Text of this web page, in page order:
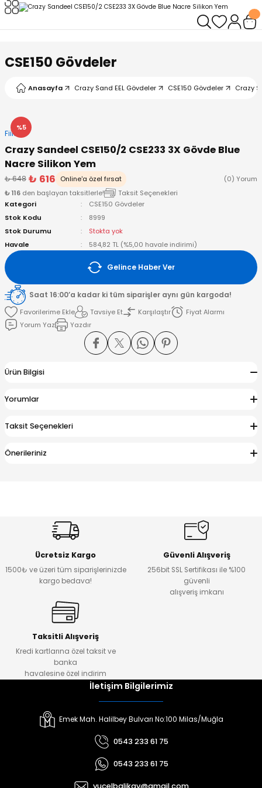
CSE150 Gövdeler
Anasayfa Crazy Sand EEL Gövdeler CSE150 Gövdeler Crazy
%5
Fiiish
Crazy Sandeel CSE150/2 CSE233 3X Gövde Blue
Nacre Silikon Yem
₺ 648 ₺ 616 Online'a özel fırsat
(0) Yorum
₺ 116 den başlayan taksitlerle!
Taksit Seçenekleri
Kategori
CSE150 Gövdeler
Stok Kodu
8999
Stok Durumu
Stokta yok
Havale
584,82 TL (%5,00 havale indirimi)
Gelince Haber Ver
Saat 16:00’a kadar ki tüm siparişler aynı gün kargoda!
Tavsiye Et
Karşılaştır
Fiyat Alarmı
Yorum Yaz
Yazdır
Ürün Bilgisi
Yorumlar
Taksit Seçenekleri
Önerileriniz
Ücretsiz Kargo
1500₺ ve üzeri tüm siparişlerinizde
kargo bedava!
Güvenli Alışveriş
256bit SSL Sertifikası ile %100
güvenli
alışveriş imkanı
Taksitli Alışveriş
Kredi kartlarına özel taksit ve
banka
havalesine özel indirim
İletişim Bilgilerimiz
Emek Mah. Halilbey Bulvarı No:100 Milas/Muğla
0543 233 61 75
0543 233 61 75
yucelbalikav@gmail.com
Kamışlar
& El Feneri